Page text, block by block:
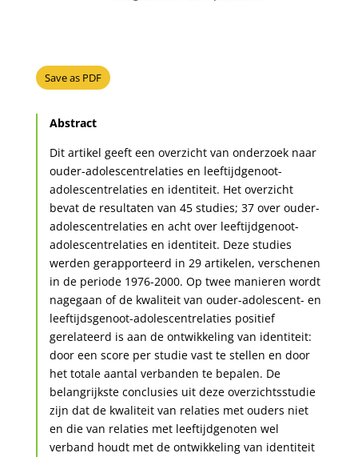
Save as PDF
Abstract
Dit artikel geeft een overzicht van onderzoek naar
ouder-adolescentrelaties en leeftijdgenoot-
adolescentrelaties en identiteit. Het overzicht
bevat de resultaten van 45 studies; 37 over ouder-
adolescentrelaties en acht over leeftijdgenoot-
adolescentrelaties en identiteit. Deze studies
werden gerapporteerd in 29 artikelen, verschenen
in de periode 1976-2000. Op twee manieren wordt
nagegaan of de kwaliteit van ouder-adolescent- en
leeftijdsgenoot-adolescentrelaties positief
gerelateerd is aan de ontwikkeling van identiteit:
door een score per studie vast te stellen en door
het totale aantal verbanden te bepalen. De
belangrijkste conclusies uit deze overzichtsstudie
zijn dat de kwaliteit van relaties met ouders niet
en die van relaties met leeftijdgenoten wel
verband houdt met de ontwikkeling van identiteit